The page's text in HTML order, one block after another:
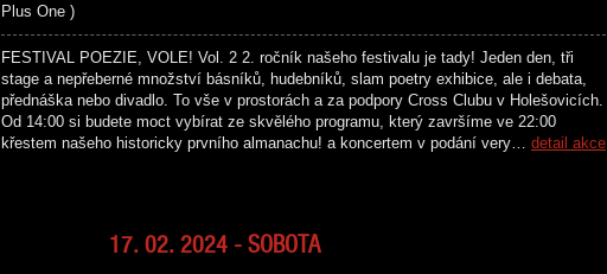
Plus One )
FESTIVAL POEZIE, VOLE! Vol. 2 2. ročník našeho festivalu je tady! Jeden den, tři
stage a nepřeberné množství básníků, hudebníků, slam poetry exhibice, ale i debata,
přednáška nebo divadlo. To vše v prostorách a za podpory Cross Clubu v Holešovicích.
Od 14:00 si budete moct vybírat ze skvělého programu, který završíme ve 22:00
křestem našeho historicky prvního almanachu! a koncertem v podání very… detail akce
17. 02. 2024 - SOBOTA